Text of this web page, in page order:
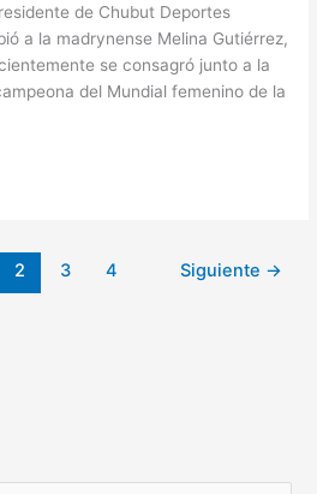
de Chubut Deportes
a la madrynense Melina Gutiérrez,
se consagró junto a la
del Mundial femenino de la
2 3 4 Siguiente →